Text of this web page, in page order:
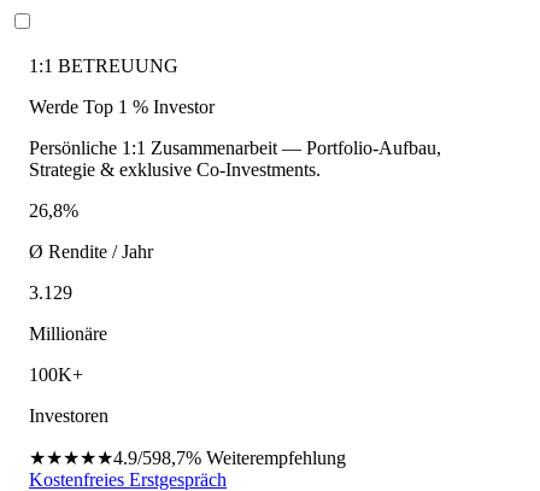
1:1 BETREUUNG
Werde Top 1 % Investor
Persönliche 1:1 Zusammenarbeit — Portfolio-Aufbau,
Strategie & exklusive Co-Investments.
26,8%
Ø Rendite / Jahr
3.129
Millionäre
100K+
Investoren
★★★★★4.9/598,7% Weiterempfehlung
Kostenfreies Erstgespräch